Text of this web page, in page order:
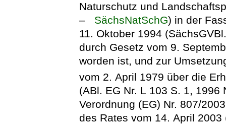
Naturschutz und
– SächsNatSchG) in der
11. Oktober 1994
durch Gesetz vom 9.
worden ist, und zur
vom 2. April 1979 über die
(ABl. EG Nr. L 103 S. 1,
Verordnung (EG) Nr. 807/
des Rates vom 14. April